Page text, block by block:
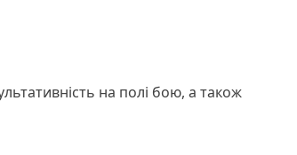
на полі бою, а також